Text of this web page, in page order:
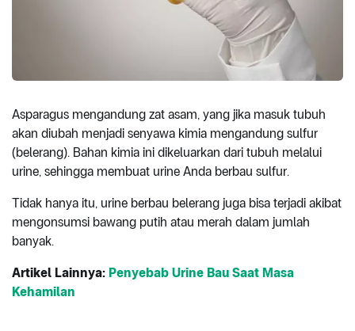
Asparagus mengandung zat asam, yang jika masuk tubuh
akan diubah menjadi senyawa kimia mengandung sulfur
(belerang). Bahan kimia ini dikeluarkan dari tubuh melalui
urine, sehingga membuat urine Anda berbau sulfur.
Tidak hanya itu, urine berbau belerang juga bisa terjadi akibat
mengonsumsi bawang putih atau merah dalam jumlah
banyak.
Artikel Lainnya: Penyebab Urine Bau Saat Masa
Kehamilan